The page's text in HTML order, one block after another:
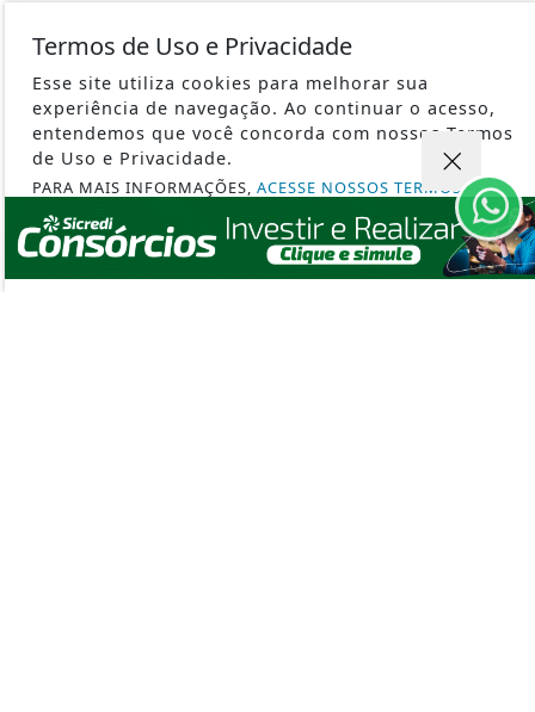
EDUCAÇÃO
POLÍCIA
TRABALHO
ROTA BIOCEÂNICA
CURIOSIDADES
SEGURANÇA
Termos de Uso e Privacidade
Esse site utiliza cookies para melhorar sua
experiência de navegação. Ao continuar o acesso,
entendemos que você concorda com nossos Termos
de Uso e Privacidade.
PARA MAIS INFORMAÇÕES, ACESSE NOSSOS TERMOS
CLICANDO AQUI
PROSSEGUIR